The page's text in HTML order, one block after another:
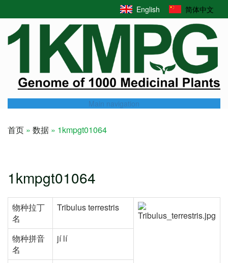
content
English 简体中文
Main navigation
首页 数据 1kmpgt01064
1kmpgt01064
物种拉丁
名
Tribulus terrestris
物种拼音
名
jí lí